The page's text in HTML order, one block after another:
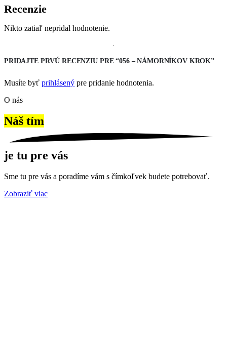
Recenzie
Nikto zatiaľ nepridal hodnotenie.
PRIDAJTE PRVÚ RECENZIU PRE “056 – NÁMORNÍKOV KROK”
Musíte byť prihlásený pre pridanie hodnotenia.
O nás
Náš tím
je tu pre vás
Sme tu pre vás a poradíme vám s čímkoľvek budete potrebovať.
Zobraziť viac